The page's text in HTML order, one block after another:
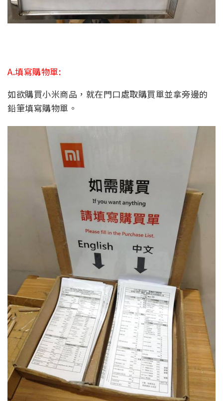
A.填寫購物單:
如欲購買小米商品，就在門口處取購買單並拿旁邊的
鉛筆填寫購物單。